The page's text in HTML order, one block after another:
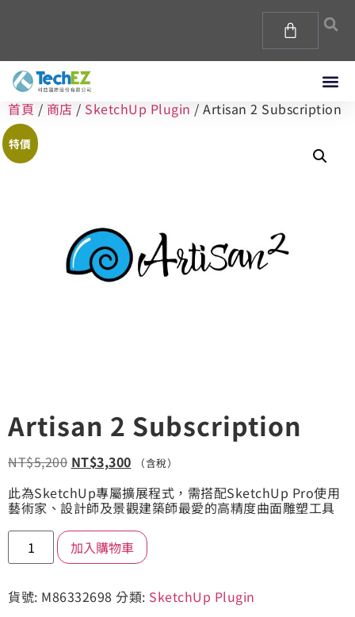
首頁 / 商店 / SketchUp Plugin / Artisan 2 Subscription
特價
Artisan 2 Subscription
NT$5,200 NT$3,300 （含稅）
此為SketchUp專屬擴展程式，需搭配SketchUp Pro使用
藝術家、設計師及景觀建築師最愛的高精度曲面雕塑工具
加入購物車
貨號: M86332698 分類: SketchUp Plugin